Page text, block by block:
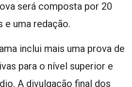
será composta por 20
e uma redação.
inclui mais uma prova de
para o nível superior e
A divulgação final dos